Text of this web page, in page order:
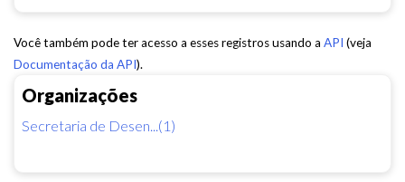
Organizações
Secretaria de Desen...(1)
Você também pode ter acesso a esses registros usando a API (veja
Documentação da API).